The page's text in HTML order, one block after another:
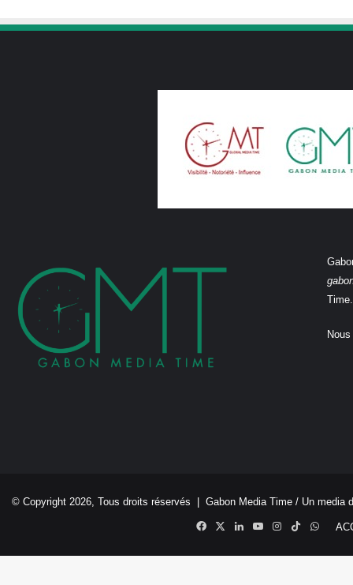
Time.
© Copyright 2026, Tous droits réservés | Gabon Media Time / Un media
Facebook
X LinkedinYouTubeInstagram
TikTok